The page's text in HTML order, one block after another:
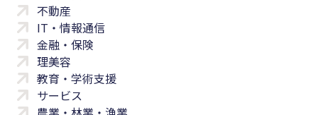
不動産
IT・情報通信
金融・保険
理美容
教育・学術支援
サービス